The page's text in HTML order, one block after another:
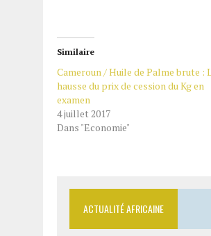
Similaire
Cameroun / Huile de Palme brute :
hausse du prix de cession du Kg en
examen
4 juillet 2017
Dans "Economie"
ACTUALITÉ AFRICAINE